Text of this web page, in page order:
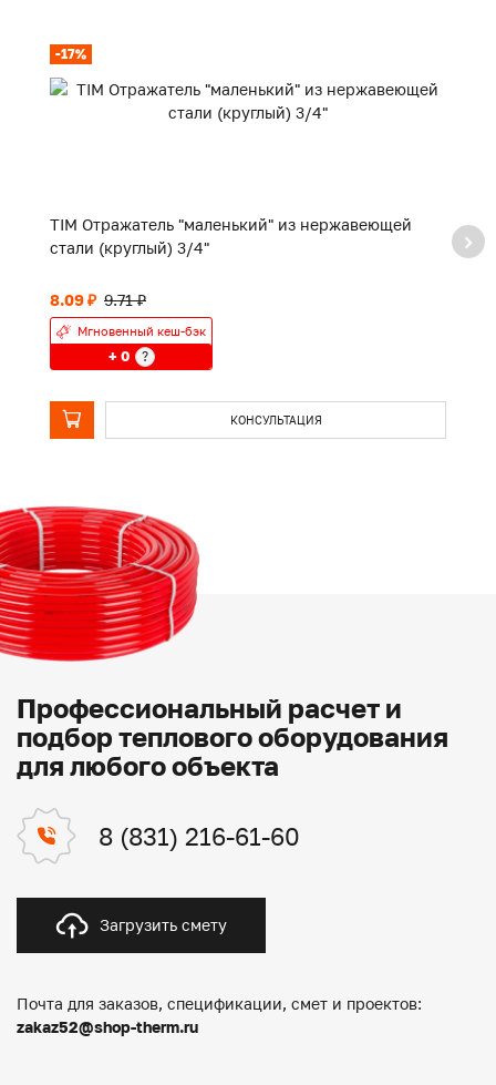
-17%
TIM Отражатель "маленький" из нержавеющей
стали (круглый) 3/4"
8.09 ₽ 9.71 ₽
Мгновенный кеш-бэк
+ 0 ?
КОНСУЛЬТАЦИЯ
Профессиональный расчет и
подбор теплового оборудования
для любого объекта
8 (831) 216-61-60
Загрузить смету
Почта для заказов, спецификации, смет и проектов:
zakaz52@shop-therm.ru